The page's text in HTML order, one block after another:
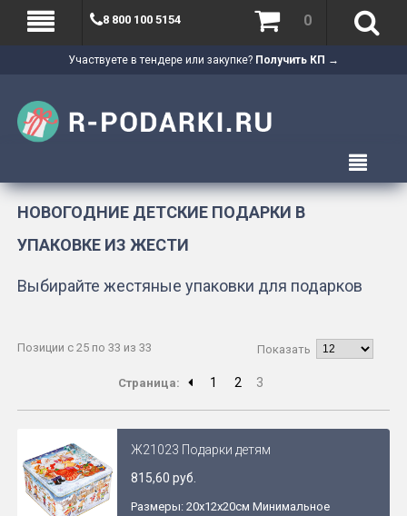
Участвуете в тендере или закупке? Получить КП →
8 800 100 5154 0
НОВОГОДНИЕ ДЕТСКИЕ ПОДАРКИ В
УПАКОВКЕ ИЗ ЖЕСТИ
Выбирайте жестяные упаковки для подарков
Позиции с 25 по 33 из 33 Показать
Страница: 1 2 3
Ж21023 Подарки детям
815,60 руб.
Размеры: 20x12x20см Минимальное